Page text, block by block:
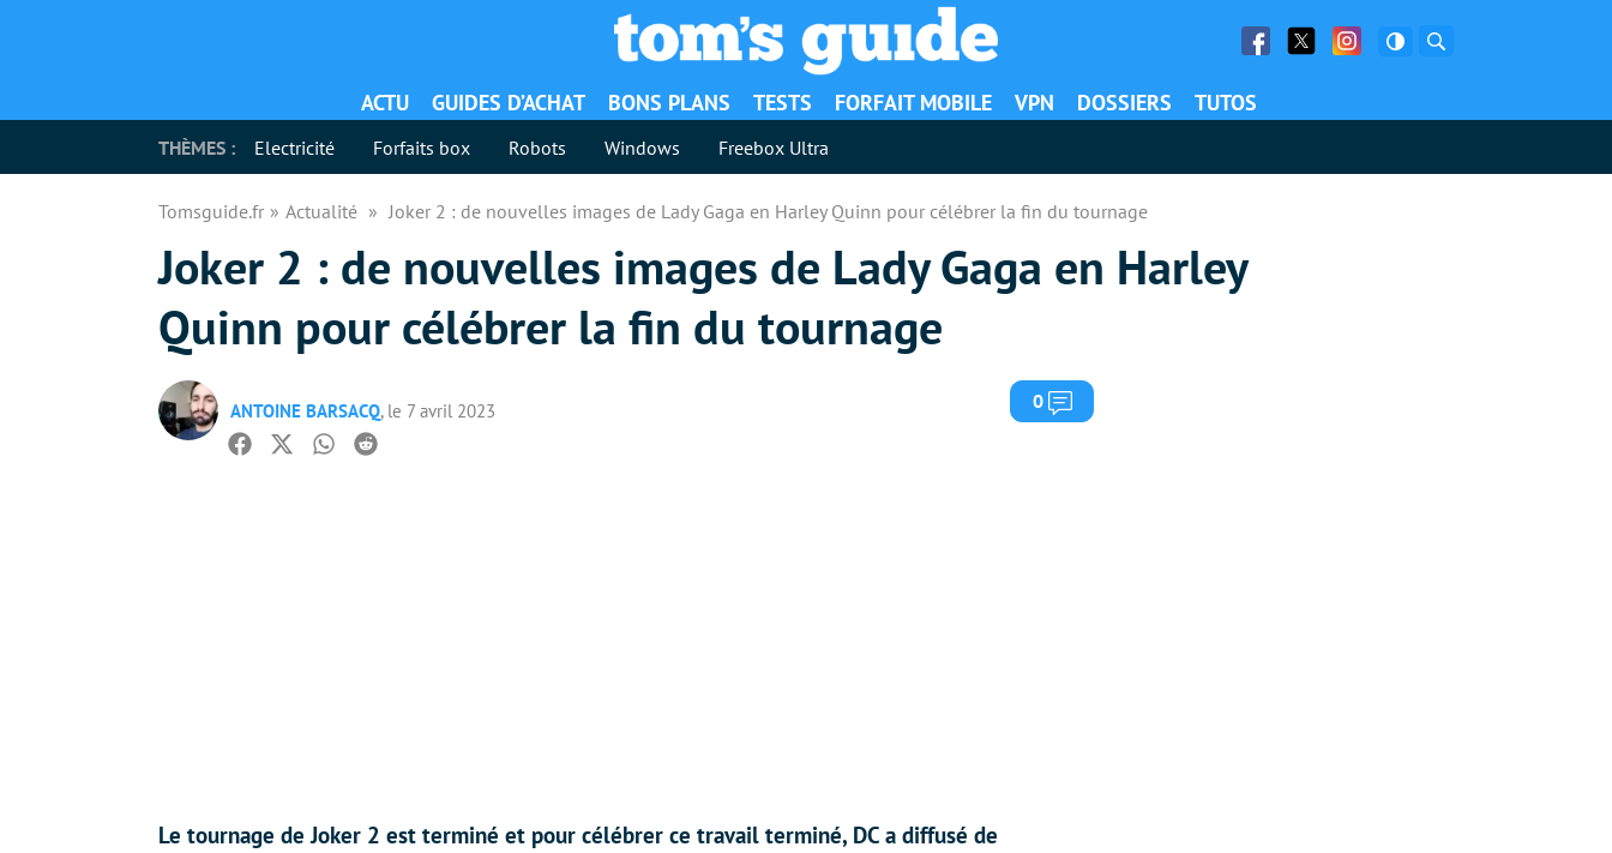
Facebook
Twitter Facebook
ACTU GUIDES D’ACHAT BONS PLANS TESTS FORFAIT MOBILE VPN DOSSIERS TUTOS
THÈMES : Electricité Forfaits box Robots Windows Freebox Ultra
Tomsguide.fr Actualité Joker 2 : de nouvelles images de Lady Gaga en Harley Quinn pour célébrer la fin du tournage
Joker 2 : de nouvelles images de Lady Gaga en Harley
Quinn pour célébrer la fin du tournage
ANTOINE BARSACQ, le 7 avril 2023 0 Commentaires
Facebook
TwitterWhatsapp
Reddit
Le tournage de Joker 2 est terminé et pour célébrer ce travail terminé, DC a diffusé de